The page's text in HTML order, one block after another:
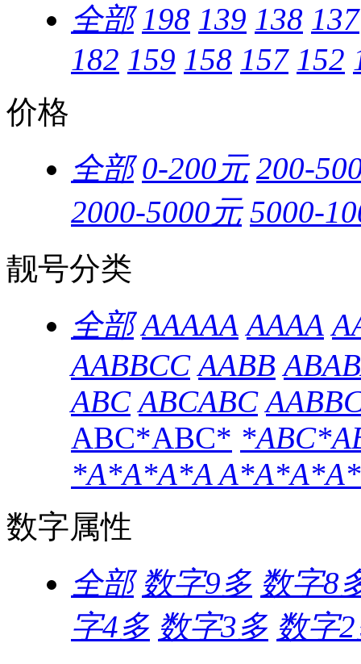
全部 198 139 138 137
182 159 158 157 152
价格
全部 0-200元 200-
2000-5000元 5000-
靓号分类
全部 AAAAA AAAA
AABBCC AABB
ABC ABCABC
ABC*ABC*
*A*A*A*AA*A*A*A*
数字属性
全部 数字9多 数字8
字4多 数字3多 数字